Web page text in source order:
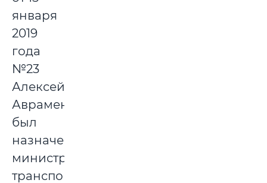
января
2019
года
№23
Алексей
Авраменко
был
назначен
министром
транспорта